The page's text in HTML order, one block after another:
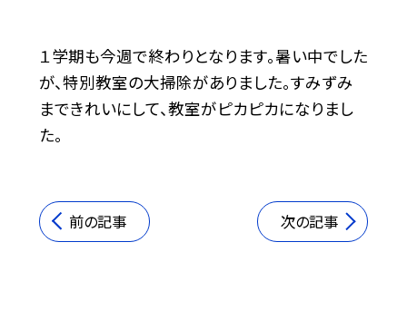
１学期も今週で終わりとなります。暑い中でした
が、特別教室の大掃除がありました。すみずみ
まできれいにして、教室がピカピカになりまし
た。
前の記事 次の記事